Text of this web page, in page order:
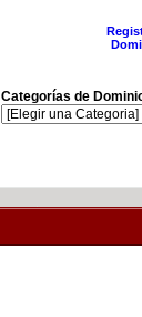
Categorías de